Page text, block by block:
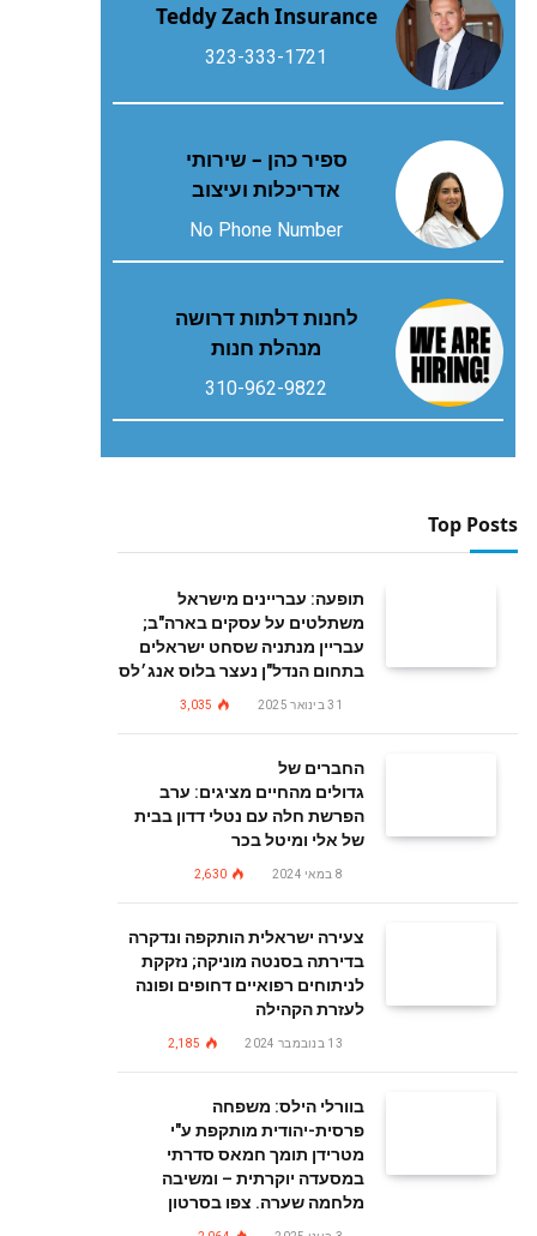
Teddy Zach Insurance
323-333-1721
ספיר כהן – שירותי
אדריכלות ועיצוב
No Phone Number
לחנות דלתות דרושה
מנהלת חנות
310-962-9822
Top Posts
תופעה: עבריינים מישראל
משתלטים על עסקים בארה"ב;
עבריין מנתניה שסחט ישראלים
בתחום הנדל"ן נעצר בלוס אנג׳לס
31 בינואר 2025 3,035
החברים של
גדולים מהחיים מציגים: ערב
הפרשת חלה עם נטלי דדון בבית
של אלי ומיטל בכר
8 במאי 2024 2,630
צעירה ישראלית הותקפה ונדקרה
בדירתה בסנטה מוניקה; נזקקת
לניתוחים רפואיים דחופים ופונה
לעזרת הקהילה
13 בנובמבר 2024 2,185
בוורלי הילס: משפחה
פרסית-יהודית מותקפת ע"י
מטרידן תומך חמאס סדרתי
במסעדה יוקרתית – ומשיבה
מלחמה שערה. צפו בסרטון